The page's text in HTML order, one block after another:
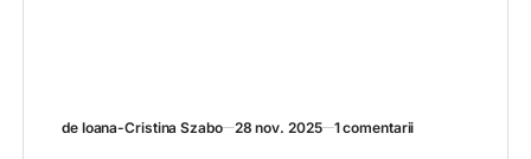
de Ioana-Cristina Szabo 28 nov. 2025 1 comentarii